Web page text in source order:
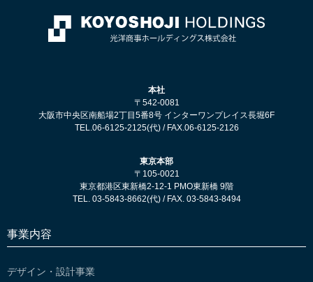
本社
〒542-0081
大阪市中央区南船場2丁目5番8号 インターワンプレイス長堀6F
TEL.06-6125-2125(代) / FAX.06-6125-2126
東京本部
〒105-0021
東京都港区東新橋2-12-1 PMO東新橋 9階
TEL. 03-5843-8662(代) / FAX. 03-5843-8494
事業内容
デザイン・設計事業